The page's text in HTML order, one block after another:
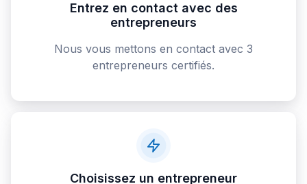
Entrez en contact avec des
entrepreneurs
Nous vous mettons en contact avec 3
entrepreneurs certifiés.
Choisissez un entrepreneur